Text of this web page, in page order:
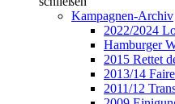
Kampagnen-Archiv
2022/2024
Hamburger
2015 Rettet
2013/14
2011/12